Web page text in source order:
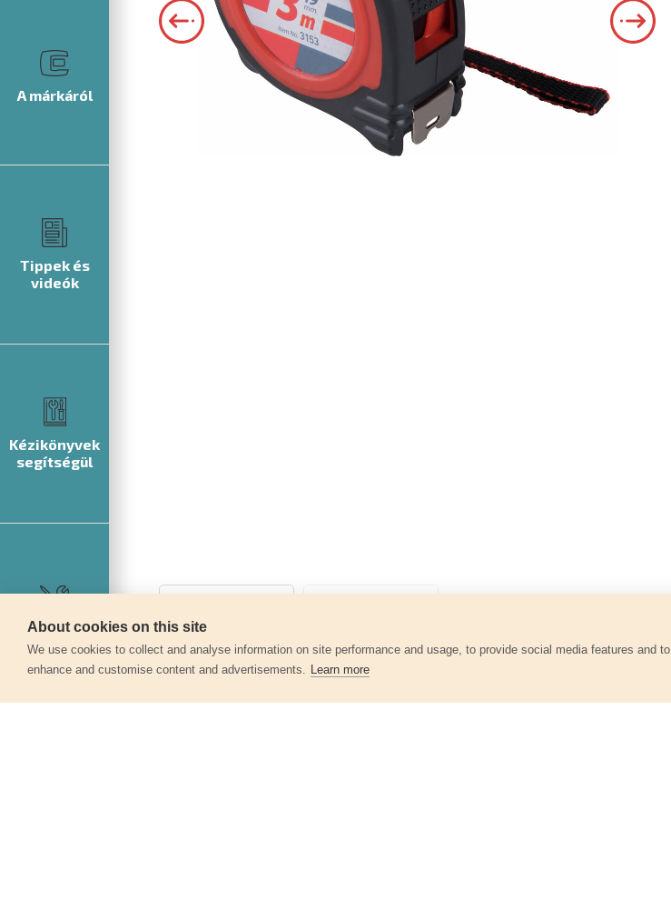
A márkáról
Tippek és
videók
Kézikönyvek
segítségül
Szerviz
About cookies on this site
We use cookies to collect and analyse information on site performance and usage, to provide social media features and to
enhance and customise content and advertisements. Learn more